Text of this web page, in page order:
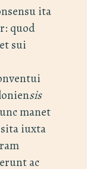
ita
quod
sui
sis
manet
iuxta
ac